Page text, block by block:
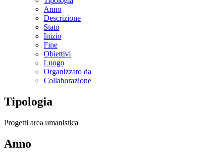
Anno
Descrizione
Stato
Inizio
Fine
Obiettivi
Luogo
Organizzato da
Collaborazione
Tipologia
Progetti area umanistica
Anno